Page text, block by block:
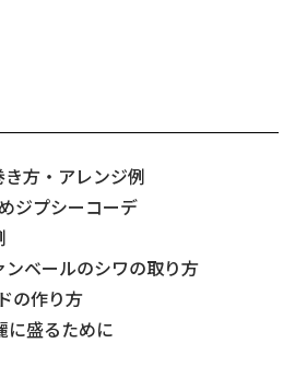
方・アレンジ例
ジプシーコーデ
ベールのシワの取り方
の作り方
に盛るために